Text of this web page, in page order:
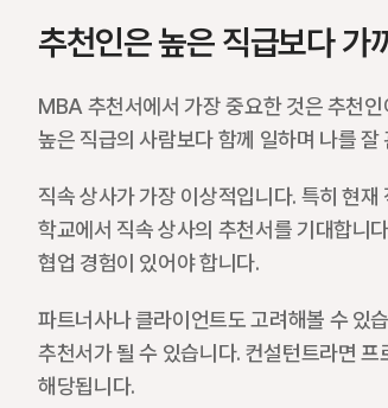
추천인은 높은 직급보다 가
MBA 추천서에서 가장 중요한 것은 추천
높은 직급의 사람보다 함께 일하며 나를 잘
직속 상사가 가장 이상적입니다. 특히 현
학교에서 직속 상사의 추천서를 기대합니
협업 경험이 있어야 합니다.
파트너사나 클라이언트도 고려해볼 수 있
추천서가 될 수 있습니다. 컨설턴트라면
해당됩니다.